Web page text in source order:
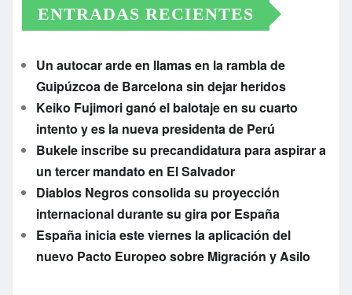
ENTRADAS RECIENTES
Un autocar arde en llamas en la rambla de
Guipúzcoa de Barcelona sin dejar heridos
Keiko Fujimori ganó el balotaje en su cuarto
intento y es la nueva presidenta de Perú
Bukele inscribe su precandidatura para aspirar a
un tercer mandato en El Salvador
Diablos Negros consolida su proyección
internacional durante su gira por España
España inicia este viernes la aplicación del
nuevo Pacto Europeo sobre Migración y Asilo